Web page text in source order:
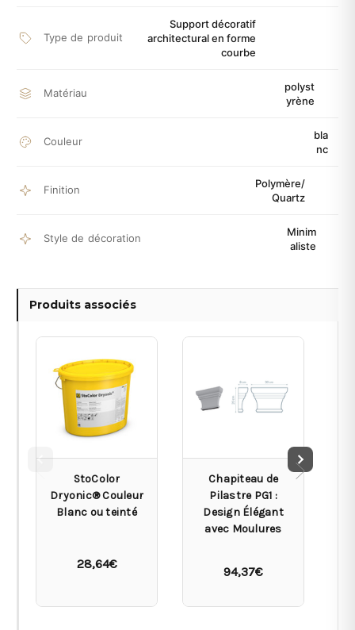
Type de produit
Support décoratif
architectural en forme
courbe
Matériau
polyst
yrène
Couleur
bla
nc
Finition
Polymère/
Quartz
Style de décoration
Minim
aliste
Produits associés
StoColor
Dryonic® Couleur
Blanc ou teinté
28,64€
Chapiteau de
Pilastre PG1 :
Design Élégant
avec Moulures
94,37€